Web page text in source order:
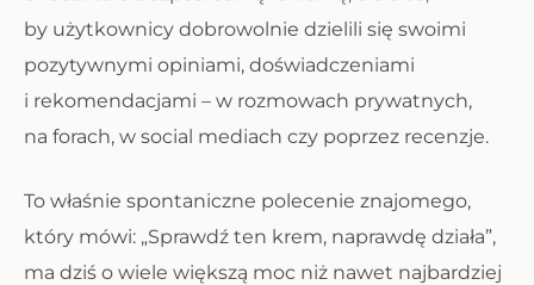
by użytkownicy dobrowolnie dzielili się swoimi
pozytywnymi opiniami, doświadczeniami
i rekomendacjami – w rozmowach prywatnych,
na forach, w social mediach czy poprzez recenzje.
To właśnie spontaniczne polecenie znajomego,
który mówi: „Sprawdź ten krem, naprawdę działa”,
ma dziś o wiele większą moc niż nawet najbardziej